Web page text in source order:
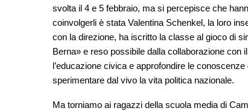
svolta il 4 e 5 febbraio, ma si percepisce che
coinvolgerli è stata Valentina Schenkel, la loro
con la direzione, ha iscritto la classe al gioco di
Berna» e reso possibile dalla collaborazione con
l’educazione civica e approfondire le
sperimentare dal vivo la vita politica nazionale.
Ma torniamo ai ragazzi della scuola media di